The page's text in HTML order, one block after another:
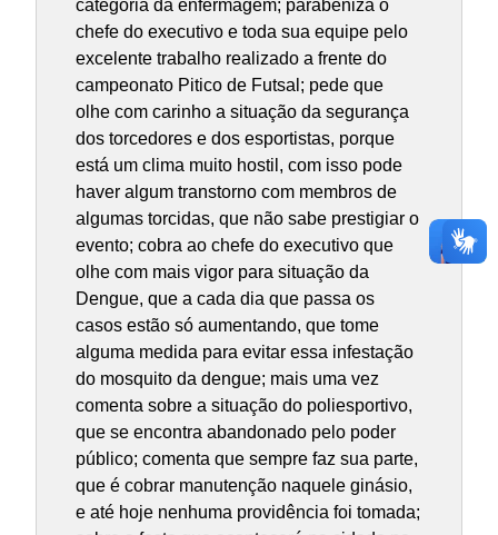
categoria da enfermagem; parabeniza o
chefe do executivo e toda sua equipe pelo
excelente trabalho realizado a frente do
campeonato Pitico de Futsal; pede que
olhe com carinho a situação da segurança
dos torcedores e dos esportistas, porque
está um clima muito hostil, com isso pode
haver algum transtorno com membros de
algumas torcidas, que não sabe prestigiar o
evento; cobra ao chefe do executivo que
olhe com mais vigor para situação da
Dengue, que a cada dia que passa os
casos estão só aumentando, que tome
alguma medida para evitar essa infestação
do mosquito da dengue; mais uma vez
comenta sobre a situação do poliesportivo,
que se encontra abandonado pelo poder
público; comenta que sempre faz sua parte,
que é cobrar manutenção naquele ginásio,
e até hoje nenhuma providência foi tomada;